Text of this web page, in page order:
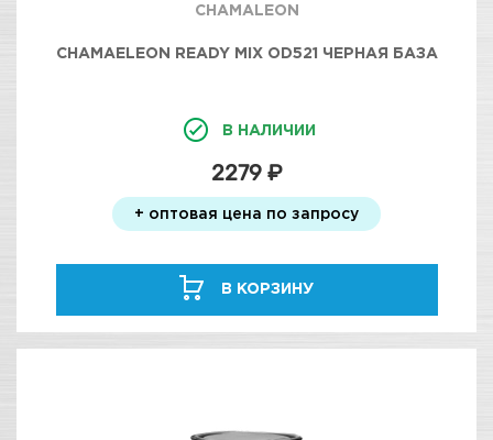
CHAMALEON
CHAMAELEON READY MIX OD521 ЧЕРНАЯ БАЗА
В НАЛИЧИИ
2279 ₽
+ оптовая цена по запросу
В КОРЗИНУ